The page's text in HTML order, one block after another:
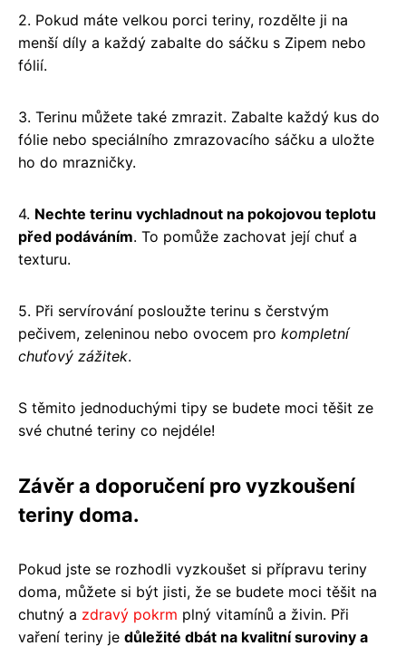
2. Pokud máte velkou porci teriny, rozdělte ji na
menší díly a každý zabalte do sáčku s Zipem nebo
fólií.
3. Terinu můžete také zmrazit. Zabalte každý kus do
fólie nebo speciálního zmrazovacího sáčku a uložte
ho do mrazničky.
4. Nechte terinu vychladnout na pokojovou teplotu
před podáváním. To pomůže zachovat její chuť a
texturu.
5. Při servírování posloužte terinu s čerstvým
pečivem, zeleninou nebo ovocem pro kompletní
chuťový zážitek.
S těmito jednoduchými tipy se budete moci těšit ze
své chutné teriny co nejdéle!
Závěr a doporučení pro vyzkoušení
teriny doma.
Pokud jste se rozhodli vyzkoušet si přípravu teriny
doma, můžete si být jisti, že se budete moci těšit na
chutný a zdravý pokrm plný vitamínů a živin. Při
vaření teriny je důležité dbát na kvalitní suroviny a